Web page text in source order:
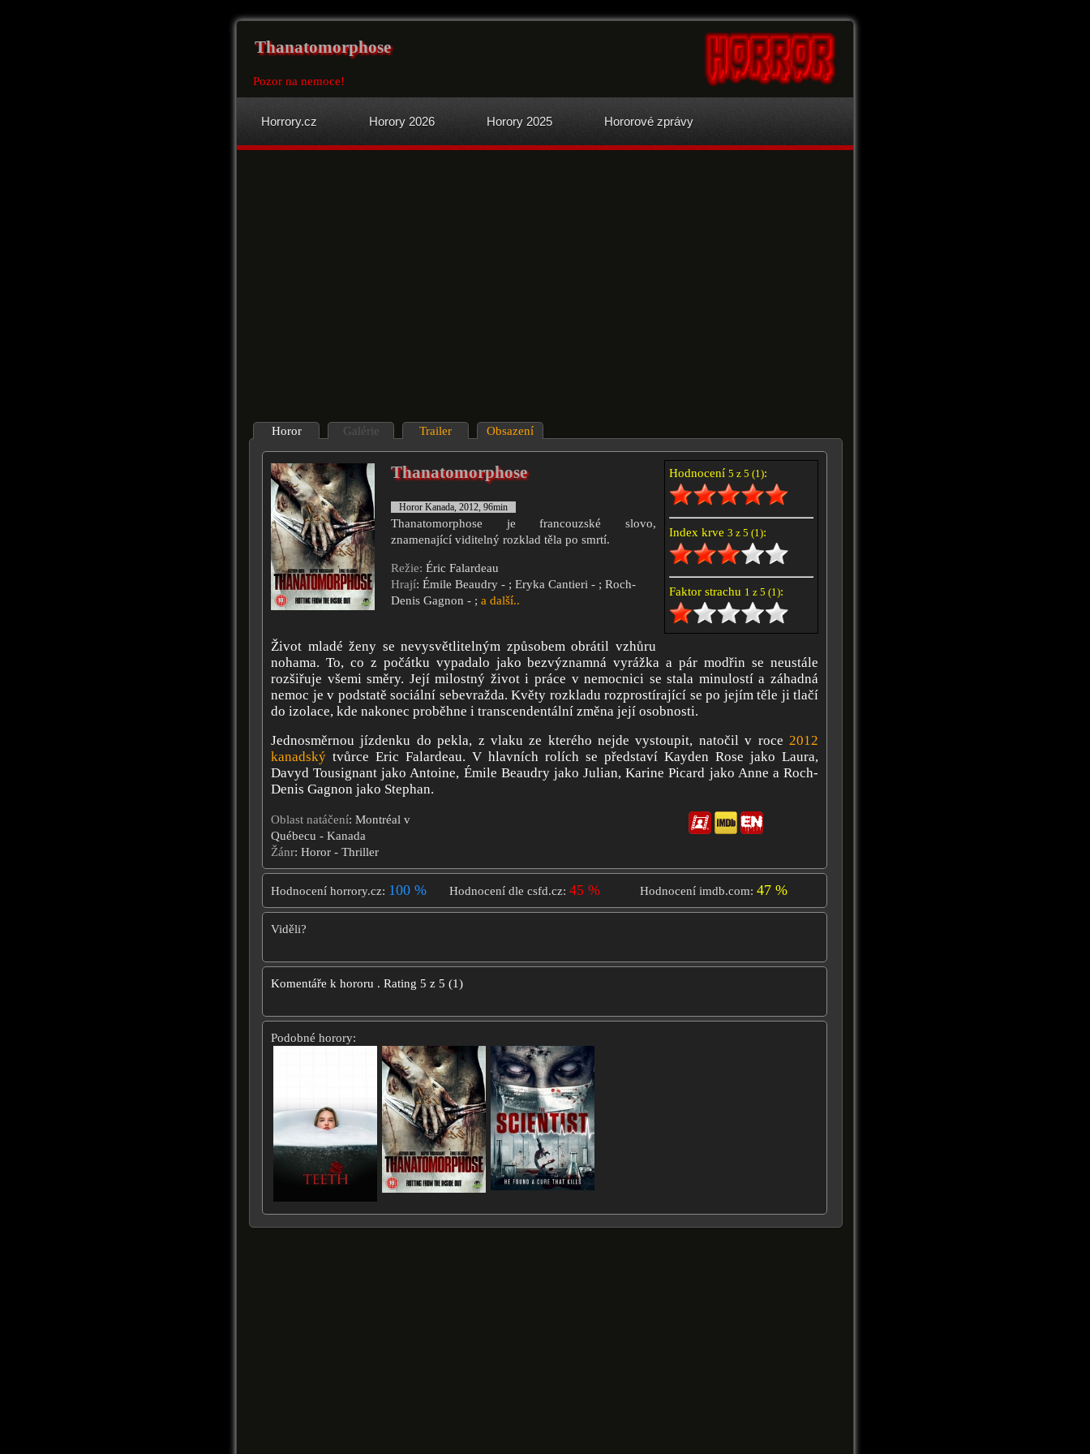
Thanatomorphose
Pozor na nemoce!
Horrory.cz Horory 2026 Horory 2025 Hororové zprávy
Horor Galérie Trailer Obsazení
Hodnocení 5 z 5 (1):
Index krve 3 z 5 (1):
Faktor strachu 1 z 5 (1):
Thanatomorphose
Horor Kanada, 2012, 96min
Thanatomorphose je francouzské slovo,
znamenající viditelný rozklad těla po smrtí.
Režie: Éric Falardeau
Hrají: Émile Beaudry - ; Eryka Cantieri - ; Roch-
Denis Gagnon - ; a další..
Život mladé ženy se nevysvětlitelným způsobem obrátil vzhůru
nohama. To, co z počátku vypadalo jako bezvýznamná vyrážka a pár modřin se neustále
rozšiřuje všemi směry. Její milostný život i práce v nemocnici se stala minulostí a záhadná
nemoc je v podstatě sociální sebevražda. Květy rozkladu rozprostírající se po jejím těle ji tlačí
do izolace, kde nakonec proběhne i transcendentální změna její osobnosti.
Jednosměrnou jízdenku do pekla, z vlaku ze kterého nejde vystoupit, natočil v roce 2012
kanadský tvůrce Eric Falardeau. V hlavních rolích se představí Kayden Rose jako Laura,
Davyd Tousignant jako Antoine, Émile Beaudry jako Julian, Karine Picard jako Anne a Roch-
Denis Gagnon jako Stephan.
Oblast natáčení: Montréal v
Québecu - Kanada
Žánr: Horor - Thriller
Hodnocení horrory.cz: 100 % Hodnocení dle csfd.cz: 45 % Hodnocení imdb.com: 47 %
Viděli?
Komentáře k hororu . Rating 5 z 5 (1)
Podobné horory: